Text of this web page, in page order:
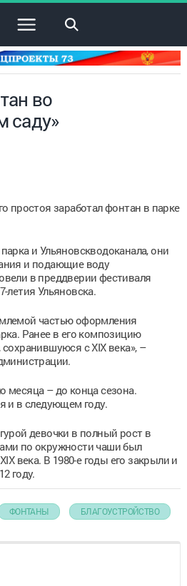
×
во
саду»
простоя заработал фонтан в парке
и Ульяновскводоканала, они
и подающие воду
в преддверии фестиваля
летия Ульяновска.
частью оформления
Ранее в его композицию
с XIX века», –
месяца – до конца сезона.
и в следующем году.
девочки в полный рост в
по окружности чаши был
века. В 1980-е годы его закрыли и
году.
ФОНТАНЫ БЛАГОУСТРОЙСТВО